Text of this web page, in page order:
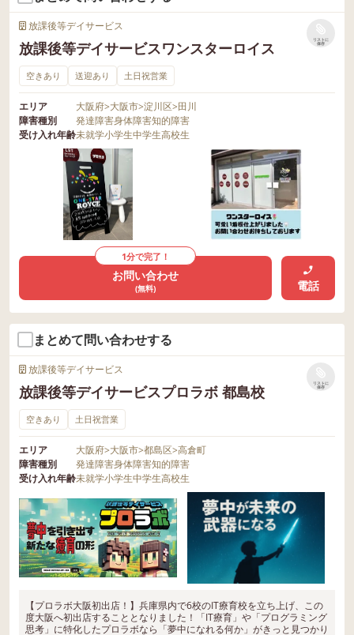
放課後等デイサービス
放課後等デイサービスワンスターロイス
リストに
保存
空きあり 送迎あり 土日祝営業
エリア 大阪府>大阪市>淀川区>田川
障害種別
発達障害身体障害知的障害
受け入れ年齢未就学小学生中学生高校生
1分で完了！
お問い合わせ
(無料) 電話
まとめて問い合わせする
放課後等デイサービス
放課後等デイサービスプロラボ 都島校
リストに
保存
空きあり 土日祝営業
エリア 大阪府>大阪市>都島区>高倉町
障害種別
発達障害身体障害知的障害
受け入れ年齢未就学小学生中学生高校生
【プロラボ大阪初出店！】兵庫県内で6校のIT療育校を立ち上げ、この
度大阪へ初出店することとなりました！「IT療育」や「プログラミング
思考」に特化したプロラボなら「夢中になれる何か」がきっと見つかり